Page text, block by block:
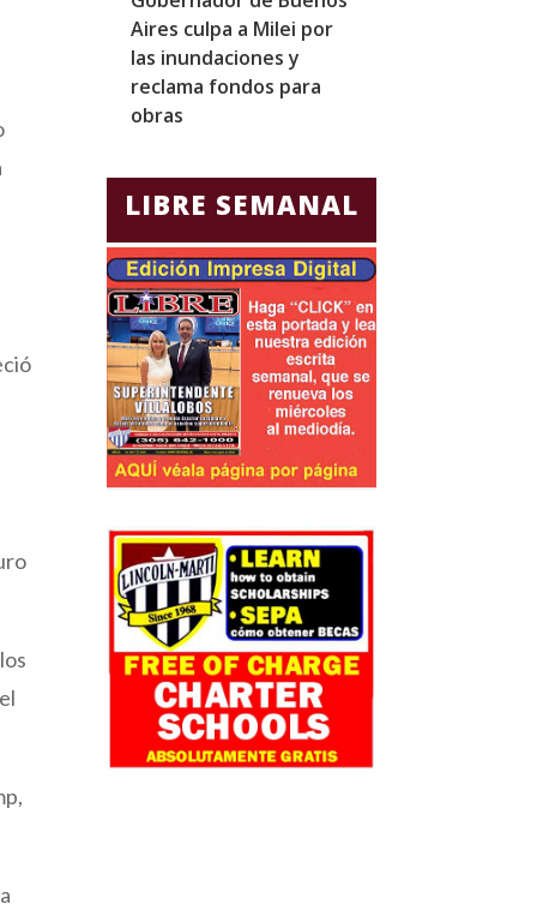
Aires culpa a Milei por
las inundaciones y
reclama fondos para
obras
LIBRE SEMANAL